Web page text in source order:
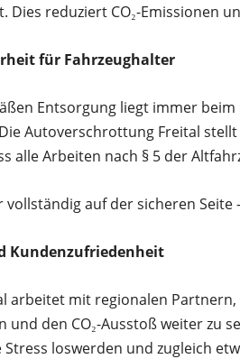
reduziert CO₂-Emissionen
für Fahrzeughalter
Entsorgung liegt immer
Autoverschrottung Freital
alle Arbeiten nach § 5 der
auf der sicheren
Kundenzufriedenheit
arbeitet mit regionalen
und den CO₂-Ausstoß weiter zu
loswerden und zugleich